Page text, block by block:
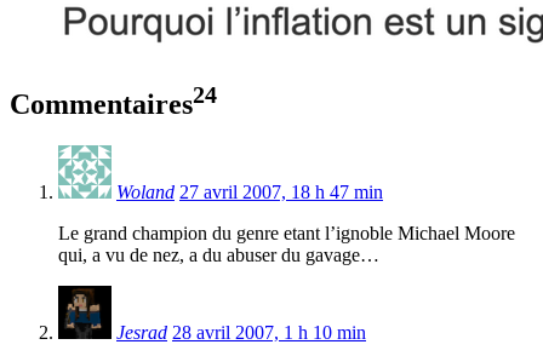
Commentaires24
Woland 27 avril 2007, 18 h 47 min
Le grand champion du genre etant l’ignoble Michael Moore
qui, a vu de nez, a du abuser du gavage…
Jesrad 28 avril 2007, 1 h 10 min